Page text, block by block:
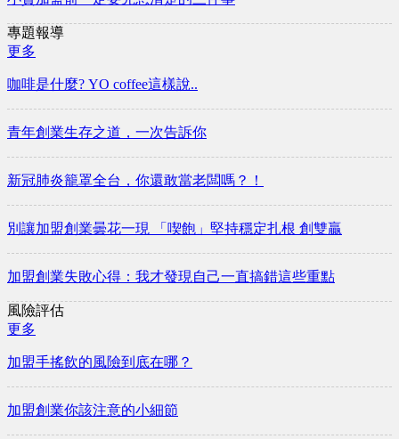
專題報導
更多
咖啡是什麼? YO coffee這樣說..
青年創業生存之道，一次告訴你
新冠肺炎籠罩全台，你還敢當老闆嗎？！
別讓加盟創業曇花一現 「喫飽」堅持穩定扎根 創雙贏
加盟創業失敗心得：我才發現自己一直搞錯這些重點
風險評估
更多
加盟手搖飲的風險到底在哪？
加盟創業你該注意的小細節